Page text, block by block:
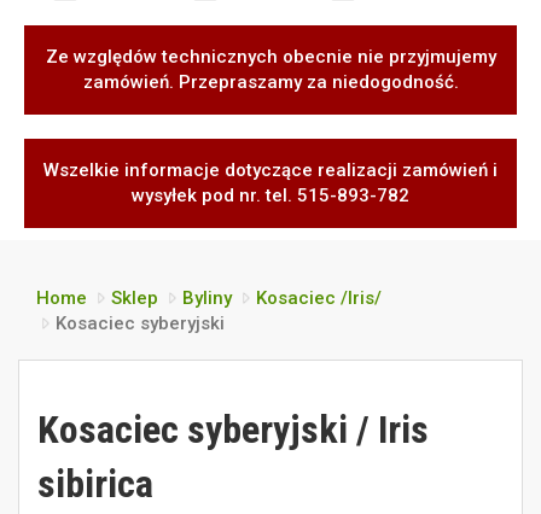
Ze względów technicznych obecnie nie przyjmujemy
zamówień. Przepraszamy za niedogodność.
Wszelkie informacje dotyczące realizacji zamówień i
wysyłek pod nr. tel. 515-893-782
Home Sklep Byliny
Kosaciec /Iris/
Kosaciec syberyjski
Kosaciec syberyjski / Iris
sibirica